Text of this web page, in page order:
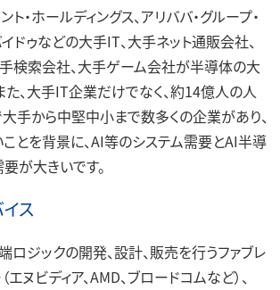
・ホールディングス、アリババ・グループ・
ドゥなどの大手IT、大手ネット通販会社、
検索会社、大手ゲーム会社が半導体の大
た、大手IT企業だけでなく、約14億人の人
手から中堅中小まで数多くの企業があり、
とを背景に、AI等のシステム需要とAI半導
が大きいです。
ス
ロジックの開発、設計、販売を行うファブレ
ヌビディア、AMD、ブロードコムなど）、